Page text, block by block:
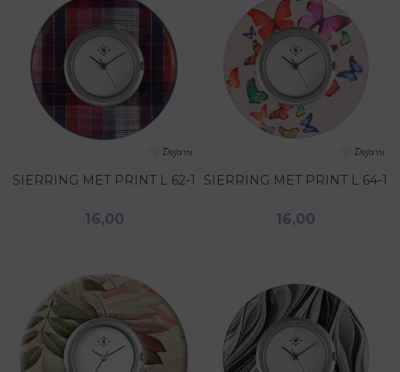
SIERRING MET PRINT L 62-1
16,00
SIERRING MET PRINT L 64-1
16,00